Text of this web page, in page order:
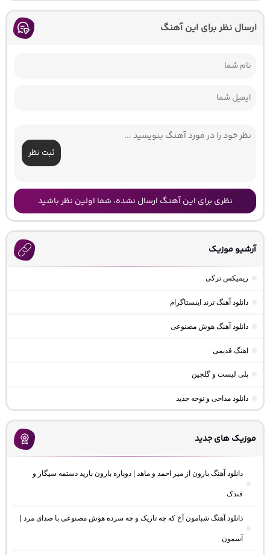
ارسال نظر برای این آهنگ
ثبت نظر
نظری برای این آهنگ ارسال نشده، شما اولین نظر باشید
آرشیو موزیک
ریمیکس ترکی
دانلود آهنگ ترند اینستاگرام
دانلود آهنگ هوش مصنوعی
اهنگ قدیمی
پلی لیست و گلچین
دانلود مداحی و نوحه جدید
موزیک های جدید
دانلود آهنگ بارون از میر احمد و ماهد | دوباره بارون بارید دستمه سیگار و
فندک
دانلود آهنگ شبامون آخ که چه تاریک و چه سرده هوش مصنوعی با صدای مرد |
آسمون